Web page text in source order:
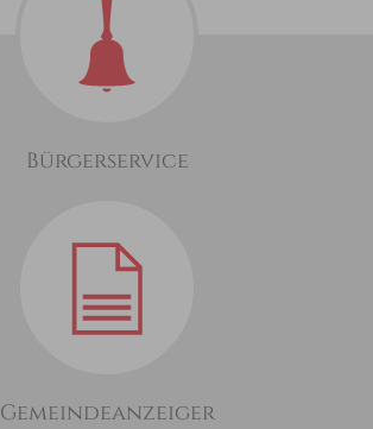
Bürgerservice
Gemeindeanzeiger